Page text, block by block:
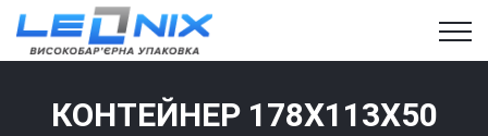
КОНТЕЙНЕР 178X113X50